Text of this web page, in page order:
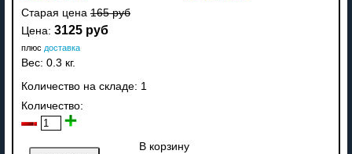
Старая цена 165 руб
Цена: 3125 руб
плюс доставка
Вес: 0.3 кг.
Количество на складе: 1
Количество:
В корзину